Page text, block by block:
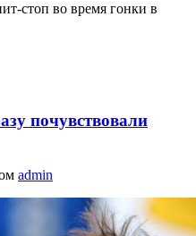
стоп во время гонки в
почувствовали
admin